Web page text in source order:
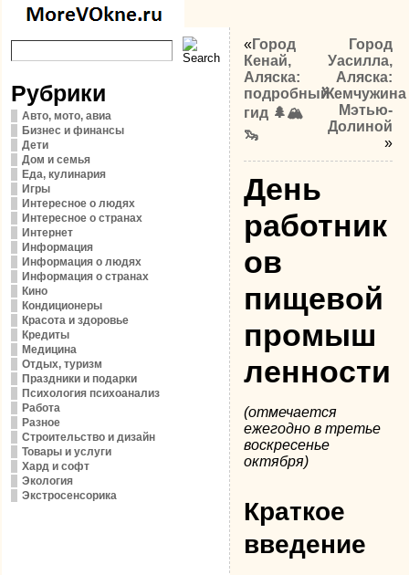
Рубрики
Авто, мото, авиа
Бизнес и финансы
Дети
Дом и семья
Еда, кулинария
Игры
Интересное о людях
Интересное о странах
Интернет
Информация
Информация о людях
Информация о странах
Кино
Кондиционеры
Красота и здоровье
Кредиты
Медицина
Отдых, туризм
Праздники и подарки
Психология психоанализ
Работа
Разное
Строительство и дизайн
Товары и услуги
Хард и софт
Экология
Экстросенсорика
«Город
Кенай,
Аляска:
подробный
гид 🌲🏔️
🦦
Город
Уасилла,
Аляска:
Жемчужина
Мэтью-
Долиной
»
День
работник
ов
пищевой
промыш
ленности
(отмечается
ежегодно в третье
воскресенье
октября)
Краткое
введение